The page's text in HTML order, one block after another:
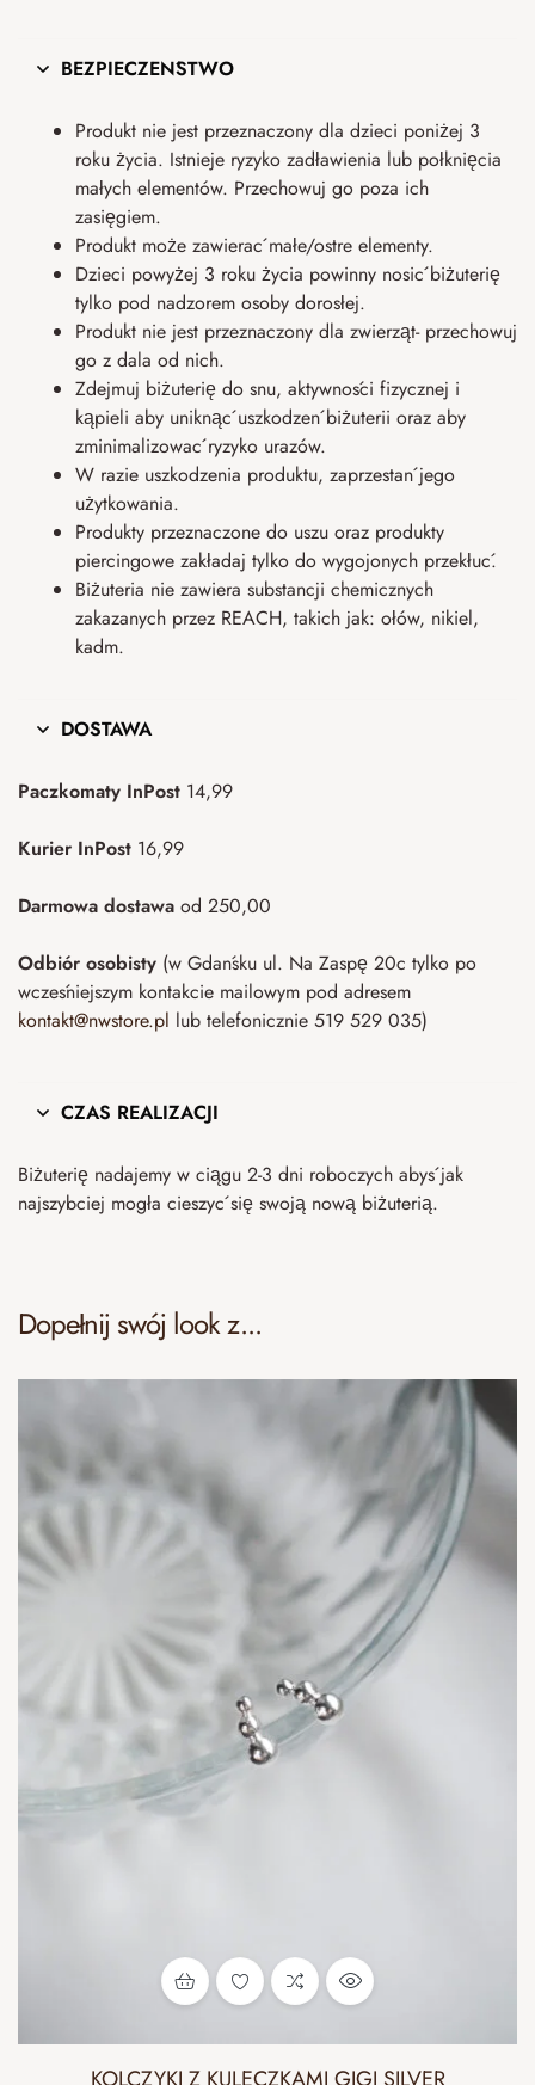
BEZPIECZEŃSTWO
Produkt nie jest przeznaczony dla dzieci poniżej 3
roku życia. Istnieje ryzyko zadławienia lub połknięcia
małych elementów. Przechowuj go poza ich
zasięgiem.
Produkt może zawierać małe/ostre elementy.
Dzieci powyżej 3 roku życia powinny nosić biżuterię
tylko pod nadzorem osoby dorosłej.
Produkt nie jest przeznaczony dla zwierząt- przechowuj
go z dala od nich.
Zdejmuj biżuterię do snu, aktywności fizycznej i
kąpieli aby uniknąć uszkodzeń biżuterii oraz aby
zminimalizować ryzyko urazów.
W razie uszkodzenia produktu, zaprzestań jego
użytkowania.
Produkty przeznaczone do uszu oraz produkty
piercingowe zakładaj tylko do wygojonych przekłuć.
Biżuteria nie zawiera substancji chemicznych
zakazanych przez REACH, takich jak: ołów, nikiel,
kadm.
DOSTAWA
Paczkomaty InPost 14,99
Kurier InPost 16,99
Darmowa dostawa od 250,00
Odbiór osobisty (w Gdańsku ul. Na Zaspę 20c tylko po
wcześniejszym kontakcie mailowym pod adresem
kontakt@nwstore.pl lub telefonicznie 519 529 035)
CZAS REALIZACJI
Biżuterię nadajemy w ciągu 2-3 dni roboczych abyś jak
najszybciej mogła cieszyć się swoją nową biżuterią.
Dopełnij swój look z...